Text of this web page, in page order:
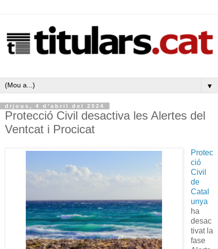
▼
dijous, 4 d’abril del 2024
Protecció Civil desactiva les Alertes del
Ventcat i Procicat
Protec
ció
Civil
de
Catal
unya
ha
desac
tivat la
fase